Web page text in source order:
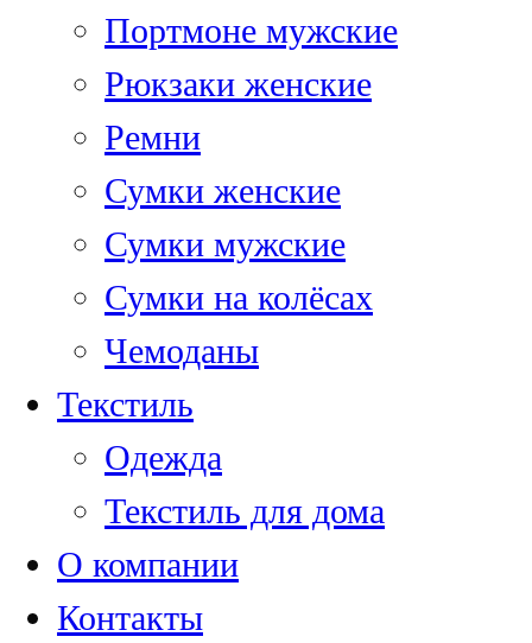
Портмоне мужские
Рюкзаки женские
Ремни
Сумки женские
Сумки мужские
Сумки на колёсах
Чемоданы
Текстиль
Одежда
Текстиль для дома
О компании
Контакты